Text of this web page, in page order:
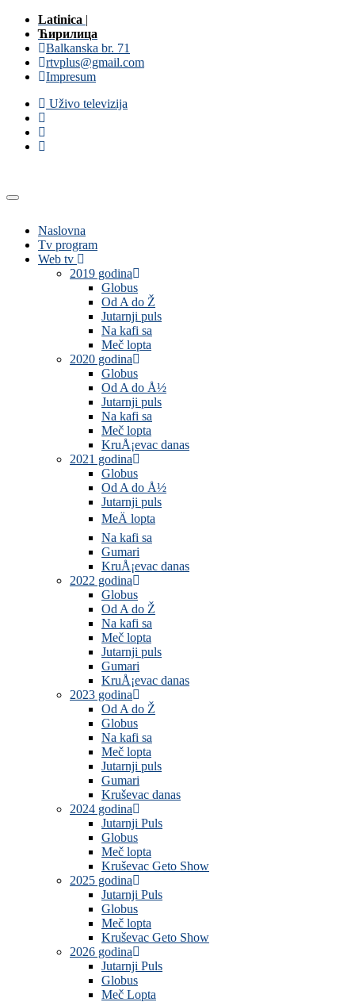
Latinica |
Ћирилица
Balkanska br. 71
rtvplus@gmail.com
Impresum
Uživo televizija
Naslovna
Tv program
Web tv
2019 godina
Globus
Od A do Ž
Jutarnji puls
Na kafi sa
Meč lopta
2020 godina
Globus
Od A do Å½
Jutarnji puls
Na kafi sa
Meč lopta
KruÅ¡evac danas
2021 godina
Globus
Od A do Å½
Jutarnji puls
MeÄ lopta
Na kafi sa
Gumari
KruÅ¡evac danas
2022 godina
Globus
Od A do Ž
Na kafi sa
Meč lopta
Jutarnji puls
Gumari
KruÅ¡evac danas
2023 godina
Od A do Ž
Globus
Na kafi sa
Meč lopta
Jutarnji puls
Gumari
Kruševac danas
2024 godina
Jutarnji Puls
Globus
Meč lopta
Kruševac Geto Show
2025 godina
Jutarnji Puls
Globus
Meč lopta
Kruševac Geto Show
2026 godina
Jutarnji Puls
Globus
Meč Lopta